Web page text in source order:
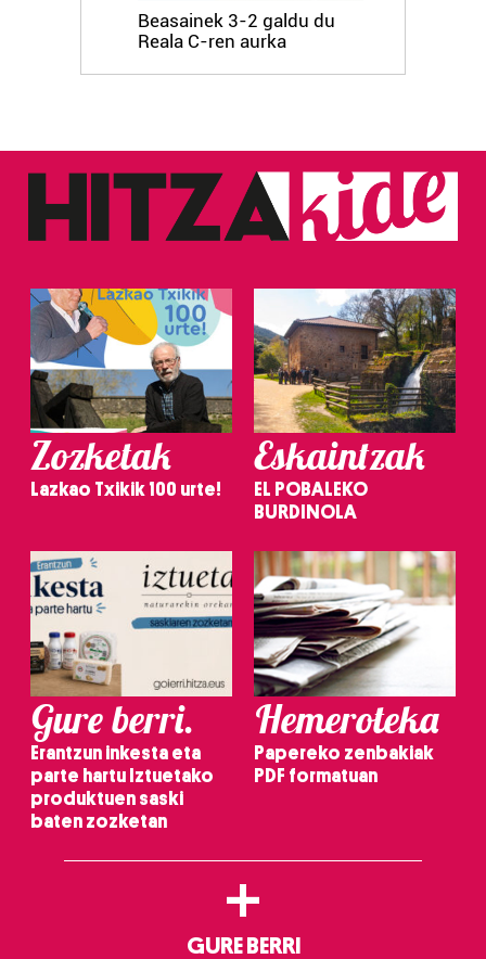
Beasainek 3-2 galdu du
Reala C-ren aurka
Zozketak
Lazkao Txikik 100 urte!
Eskaintzak
EL POBALEKO
BURDINOLA
Gure berri.
Erantzun inkesta eta
parte hartu Iztuetako
produktuen saski
baten zozketan
Hemeroteka
Papereko zenbakiak
PDF formatuan
+
GURE BERRI